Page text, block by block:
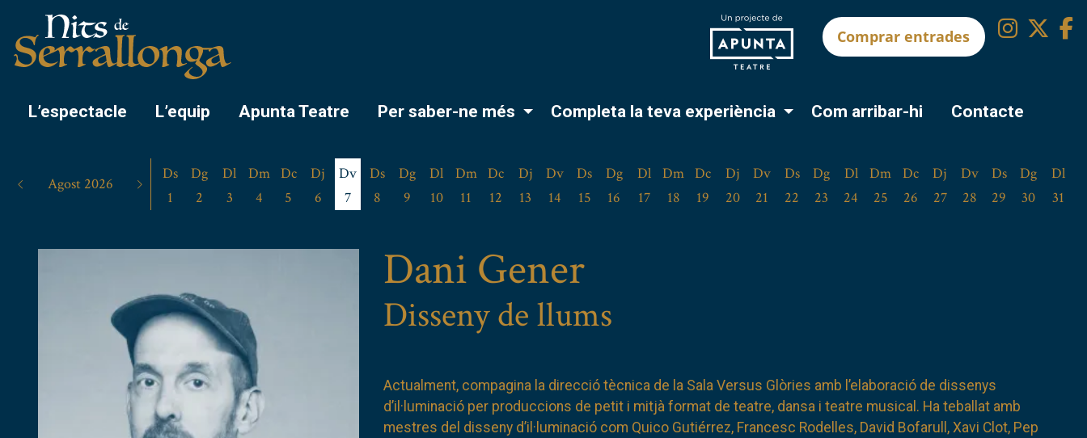
Link a
Comprar entrades
L’espectacle L’equip Apunta Teatre Per saber-ne més Completa la teva experiència Com arribar-hi Contacte
Agost 2026
Ds
1
Dg
2
Dl
3
Dm
4
Dc
5
Dj
6
Dv
7
Ds
8
Dg
9
Dl
10
Dm
11
Dc
12
Dj
13
Dv
14
Ds
15
Dg
16
Dl
17
Dm
18
Dc
19
Dj
20
Dv
21
Ds
22
Dg
23
Dl
24
Dm
25
Dc
26
Dj
27
Dv
28
Ds
29
Dg
30
Dl
31
Dani Gener
Disseny de llums
Actualment, compagina la direcció tècnica de la Sala Versus Glòries amb l’elaboració de dissenys
d’il·luminació per produccions de petit i mitjà format de teatre, dansa i teatre musical. Ha teballat amb
mestres del disseny d’il·luminació com Quico Gutiérrez, Francesc Rodelles, David Bofarull, Xavi Clot, Pep